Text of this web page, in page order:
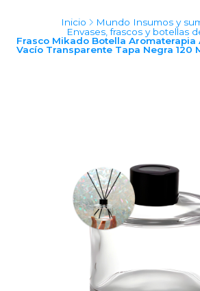
Inicio
Mundo Insumos y
Envases, frascos y botellas
Frasco Mikado Botella Aromaterapia
Vacío Transparente Tapa Negra 120